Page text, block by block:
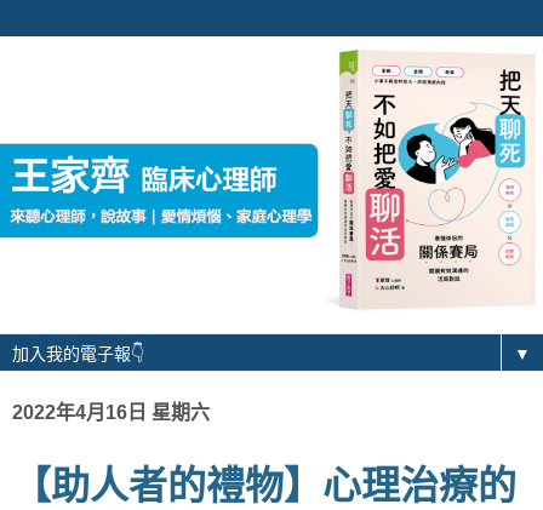
▼
2022年4月16日 星期六
【助人者的禮物】心理治療的